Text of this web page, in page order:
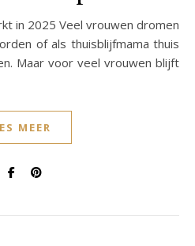
of als thuisblijfmama thuis
Maar voor veel vrouwen blijft
MEER